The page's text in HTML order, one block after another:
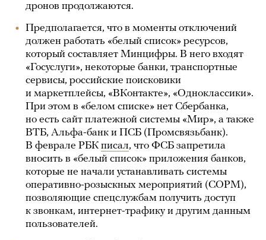
дронов продолжаются.
Предполагается, что в моменты отключений
должен работать «белый список» ресурсов,
который составляет Минцифры. В него входят
«Госуслуги», некоторые банки, транспортные
сервисы, российские поисковики
и маркетплейсы, «ВКонтакте», «Одноклассики».
При этом в «белом списке» нет Сбербанка,
но есть сайт платежной системы «Мир», а также
ВТБ, Альфа-банк и ПСБ (Промсвязьбанк).
В феврале РБК писал, что ФСБ запретила
вносить в «белый список» приложения банков,
которые не начали устанавливать системы
оперативно-розыскных мероприятий (СОРМ),
позволяющие спецслужбам получить доступ
к звонкам, интернет-трафику и другим данным
пользователей.